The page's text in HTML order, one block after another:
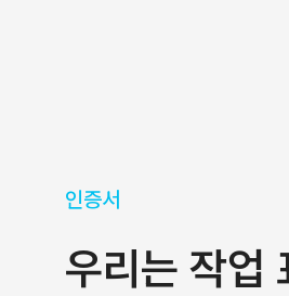
인증서
우리는 작업